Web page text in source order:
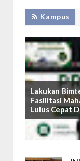
Kampus
Lakukan
Fasilitasi
Lulus Cepat